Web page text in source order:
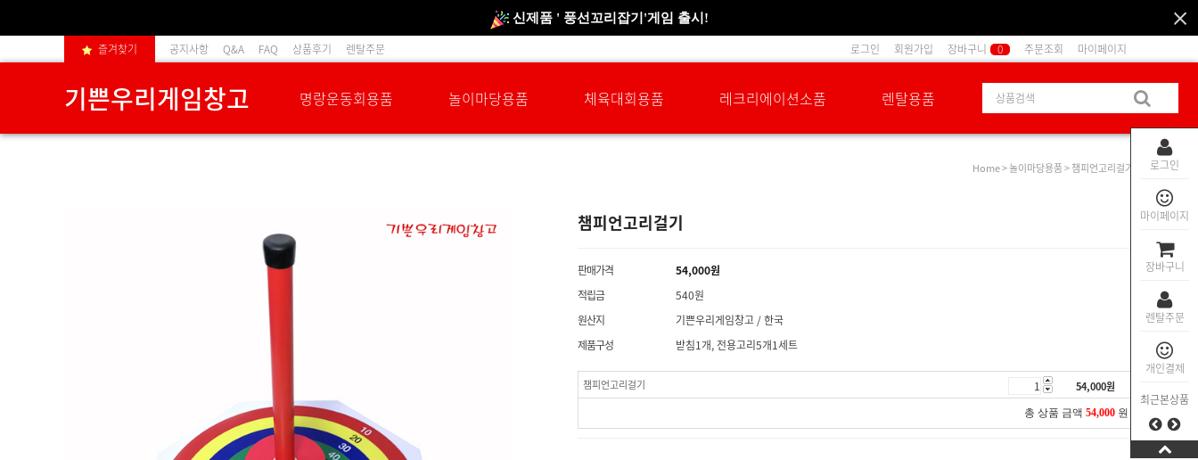
신규회원 HAPPY EVENT 적립금 5,000원 증정
로그인
마이페이지
장바구니
렌탈주문
개인결제
최근본상품
즐겨찾기 공지사항 Q&A FAQ 상품후기 렌탈주문 로그인 회원가입 장바구니 0 주문조회 마이페이지
기쁜우리게임창고 명랑운동회용품 놀이마당용품 체육대회용품 레크리에이션소품 렌탈용품
Home>놀이마당용품> 챔피언고리걸기
챔피언고리걸기
판매가격 54,000원
적립금
540원
원산지
기쁜우리게임창고 / 한국
제품구성
받침1개, 전용고리5개1세트
챔피언고리걸기 54,000원
총 상품 금액 54,000 원